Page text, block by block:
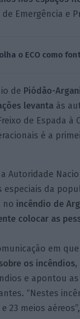
Emergência e
o ECO como
de Piódão-
levantaàs
de Espada à
é a
Autoridade
especiais da
no incêndio de
colocar as
em
os
e apontou
“Nestes
23 meios